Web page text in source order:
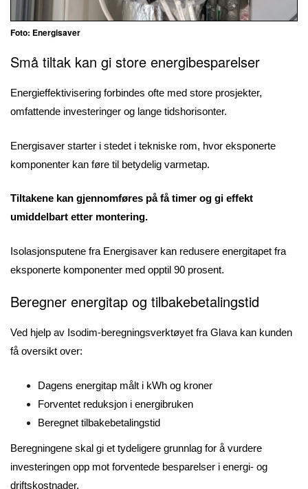
Foto: Energisaver
Små tiltak kan gi store energibesparelser
Energieffektivisering forbindes ofte med store prosjekter,
omfattende investeringer og lange tidshorisonter.
Energisaver starter i stedet i tekniske rom, hvor eksponerte
komponenter kan føre til betydelig varmetap.
Tiltakene kan gjennomføres på få timer og gi effekt
umiddelbart etter montering.
Isolasjonsputene fra Energisaver kan redusere energitapet fra
eksponerte komponenter med opptil 90 prosent.
Beregner energitap og tilbakebetalingstid
Ved hjelp av Isodim-beregningsverktøyet fra Glava kan kunden
få oversikt over:
Dagens energitap målt i kWh og kroner
Forventet reduksjon i energibruken
Beregnet tilbakebetalingstid
Beregningene skal gi et tydeligere grunnlag for å vurdere
investeringen opp mot forventede besparelser i energi- og
driftskostnader.